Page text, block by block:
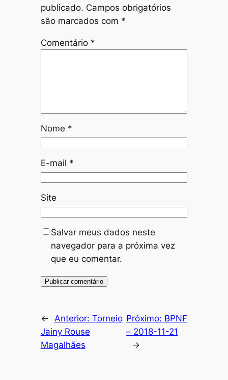
publicado. Campos obrigatórios
são marcados com *
Comentário *
Nome *
E-mail *
Site
Salvar meus dados neste
navegador para a próxima vez
que eu comentar.
← Anterior: Torneio
Jainy Rouse
Magalhães
Próximo: BPNF
– 2018-11-21
→